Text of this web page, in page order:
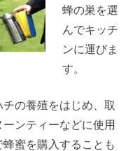
蜂の巣を選
んでキッチ
ンに運びま
す。
の養殖をはじめ、取
ンティーなどに使用
蜜を購入することも